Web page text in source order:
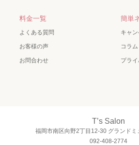
料金一覧
よくある質問
お客様の声
お問合わせ
簡単
キャ
コラム
プラ
T’s Salon
福岡市南区向野2丁目12-30 グランド
092-408-2774